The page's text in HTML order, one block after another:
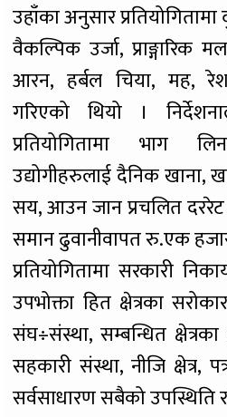
उहाँका अनुसार प्रतियोगितामा
वैकल्पिक उर्जा, प्राङ्गारिक
आरन, हर्बल चिया, मह,
गरिएको थियो ।
प्रतियोगितामा भाग
उद्योगीहरुलाई दैनिक खाना,
सय, आउन जान प्रचलित
समान ढुवानीवापत रु.एक
प्रतियोगितामा सरकारी
उपभोक्ता हित क्षेत्रका
संघ÷संस्था, सम्बन्धित क्षेत्रका
सहकारी संस्था, नीजि क्षेत्र,
सर्वसाधारण सबैको उपस्थिति